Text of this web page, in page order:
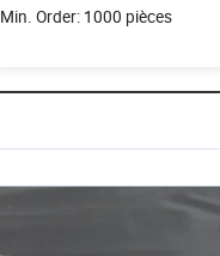
transparent recyclable,
Min. Order: 1000 pièces